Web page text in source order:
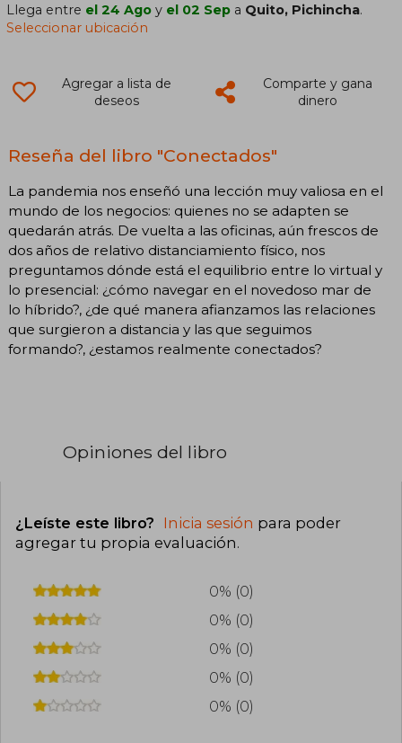
Llega entre el 24 Ago y el 02 Sep a Quito, Pichincha.
Seleccionar ubicación
Agregar a lista de
deseos
Comparte y gana
dinero
Reseña del libro "Conectados"
La pandemia nos enseñó una lección muy valiosa en el
mundo de los negocios: quienes no se adapten se
quedarán atrás. De vuelta a las oficinas, aún frescos de
dos años de relativo distanciamiento físico, nos
preguntamos dónde está el equilibrio entre lo virtual y
lo presencial: ¿cómo navegar en el novedoso mar de
lo híbrido?, ¿de qué manera afianzamos las relaciones
que surgieron a distancia y las que seguimos
formando?, ¿estamos realmente conectados?
Opiniones del libro
¿Leíste este libro? Inicia sesión para poder
agregar tu propia evaluación.
0% (0)
0% (0)
0% (0)
0% (0)
0% (0)